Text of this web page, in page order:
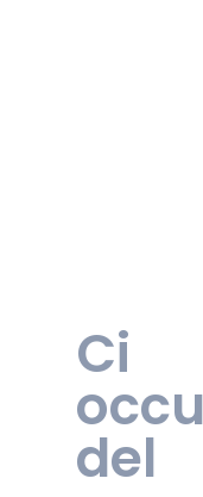
Ci
del